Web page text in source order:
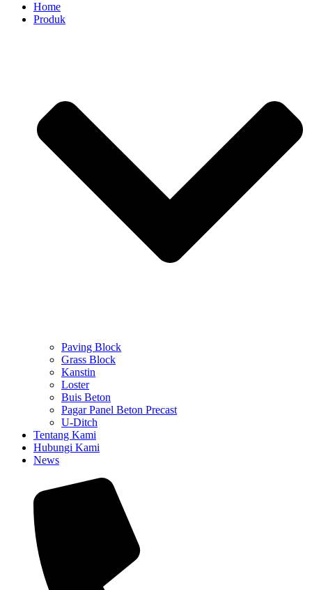
Home
Produk
Paving Block
Grass Block
Kanstin
Loster
Buis Beton
Pagar Panel Beton Precast
U-Ditch
Tentang Kami
Hubungi Kami
News